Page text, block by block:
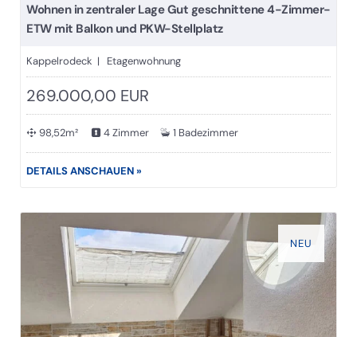
Wohnen in zentraler Lage Gut geschnittene 4-Zimmer-
ETW mit Balkon und PKW-Stellplatz
Kappelrodeck | Etagenwohnung
269.000,00 EUR
98,52m² 4 Zimmer 1 Badezimmer
DETAILS ANSCHAUEN »
NEU